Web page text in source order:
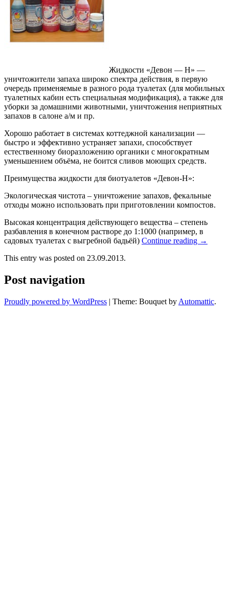
Жидкости «Девон — Н» —
уничтожители запаха широко спектра действия, в первую
очередь применяемые в разного рода туалетах (для мобильных
туалетных кабин есть специальная модификация), а также для
уборки за домашними животными, уничтожения неприятных
запахов в салоне а/м и пр.
Хорошо работает в системах коттеджной канализации —
быстро и эффективно устраняет запахи, способствует
естественному биоразложению органики с многократным
уменьшением объёма, не боится сливов моющих средств.
Преимущества жидкости для биотуалетов «Девон-Н»:
Экологическая чистота – уничтожение запахов, фекальные
отходы можно использовать при приготовлении компостов.
Высокая концентрация действующего вещества – степень
разбавления в конечном растворе до 1:1000 (например, в
садовых туалетах с выгребной бадьёй) Continue reading →
This entry was posted on 23.09.2013.
Post navigation
Proudly powered by WordPress | Theme: Bouquet by Automattic.